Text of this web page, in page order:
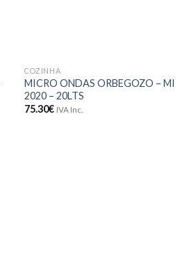
Adicionar
aos meus
COZINHA
MICRO ONDAS ORBEGOZO – MI
2020 – 20LTS
75.30€ IVA Inc.